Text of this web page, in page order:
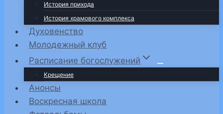
История прихода
История храмового комплекса
Духовенство
Молодежный клуб
Расписание богослужений
Крещение
Анонсы
Воскресная школа